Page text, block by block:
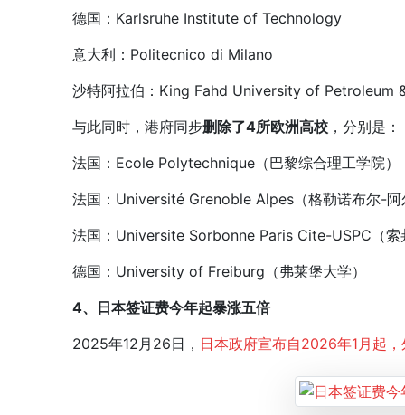
德国：Karlsruhe Institute of Technology
意大利：Politecnico di Milano
沙特阿拉伯：King Fahd University of Petroleum
与此同时，港府同步删除了4所欧洲高校 ，分别是：
法国：Ecole Polytechnique（巴黎综合理工学院）
法国：Université Grenoble Alpes（格勒诺布尔-阿
法国：Universite Sorbonne Paris Cite-USPC（索
德国：University of Freiburg（弗莱堡大学）
4、日本签证费今年起暴涨五倍
2025年12月26日， 日本政府宣布自2026年1月起